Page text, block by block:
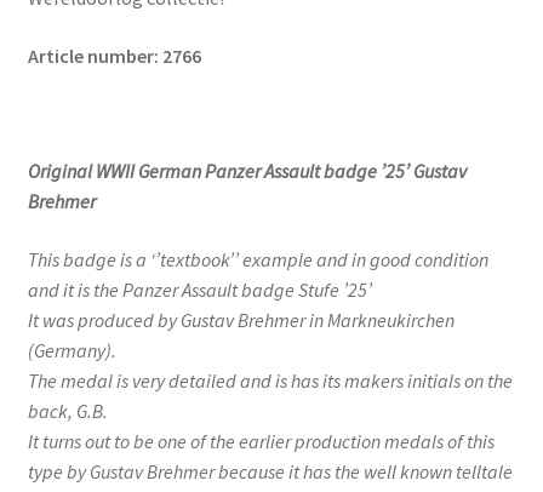
Article number: 2766
Original WWII German Panzer Assault badge ’25’ Gustav
Brehmer
This badge is a ‘’textbook’’ example and in good condition
and it is the Panzer Assault badge Stufe ’25’
It was produced by Gustav Brehmer in Markneukirchen
(Germany).
The medal is very detailed and is has its makers initials on the
back, G.B.
It turns out to be one of the earlier production medals of this
type by Gustav Brehmer because it has the well known telltale